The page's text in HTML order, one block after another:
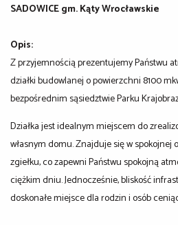
SADOWICE gm. Kąty Wrocławskie
Opis:
Z przyjemnością prezentujemy Państwu
działki budowlanej o powierzchni 8100
bezpośrednim sąsiedztwie Parku
Działka jest idealnym miejscem do
własnym domu. Znajduje się w spokojnej
zgiełku, co zapewni Państwu spokojną
ciężkim dniu. Jednocześnie, bliskość
doskonałe miejsce dla rodzin i osób